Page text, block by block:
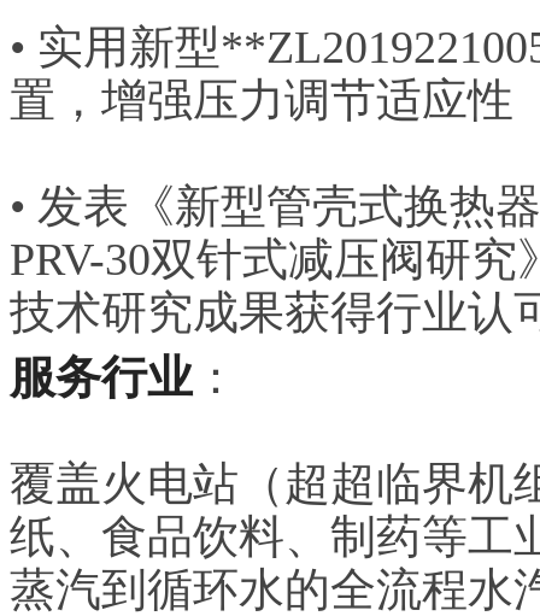
• 实用新型
置，增强压力调节适应性
• 发表《新型管壳式换热
PRV-30双针式减压阀研
技术研究成果获得行业认
服务行业 ：
覆盖火电站（超超临界机
纸、食品饮料、制药等工
蒸汽到循环水的全流程水